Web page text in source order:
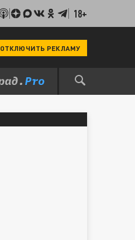
18+
ОТКЛЮЧИТЬ РЕКЛАМУ